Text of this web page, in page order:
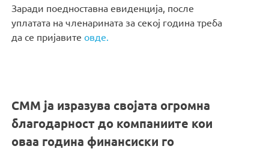
Заради поедноставна евиденција, после
уплатата на членарината за секој година треба
да се пријавитеовде.
СММ ја изразува својата огромна
благодарност до компаниите кои
оваа година финансиски го